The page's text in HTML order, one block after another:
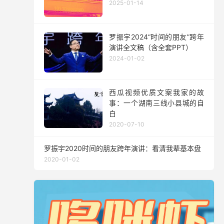
2025-01-14
罗振宇2024“时间的朋友”跨年
演讲全文稿（含全套PPT）
2024-01-02
西瓜视频优质文案我家的故
事：一个湖南三线小县城的自
白
2020-07-10
罗振宇2020时间的朋友跨年演讲：看清我辈基本盘
2020-01-02